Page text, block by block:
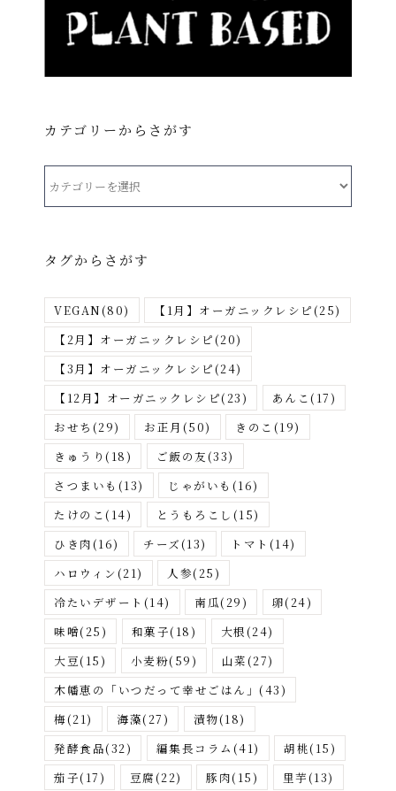
カテゴリーからさがす
ー
ら
が
す
タグからさがす
VEGAN(80) 【1月】オーガニックレシピ(25)
【2月】オーガニックレシピ(20)
【3月】オーガニックレシピ(24)
【12月】オーガニックレシピ(23) あんこ(17)
おせち (29) お正月 (50) きのこ (19)
きゅうり (18) ご飯の友(33)
さつまいも (13) じゃがいも (16)
たけのこ(14) とうもろこし (15)
ひき肉(16) チーズ(13) トマト (14)
ハロウィン(21) 人参(25)
冷たいデザート (14) 南瓜(29) 卵(24)
味噌(25) 和菓子(18) 大根(24)
大豆(15) 小麦粉(59) 山菜(27)
木幡恵の「いつだって幸せごはん」 (43)
梅(21) 海藻(27) 漬物(18)
発酵食品(32) 編集長コラム (41) 胡桃(15)
茄子(17) 豆腐(22) 豚肉(15) 里芋(13)